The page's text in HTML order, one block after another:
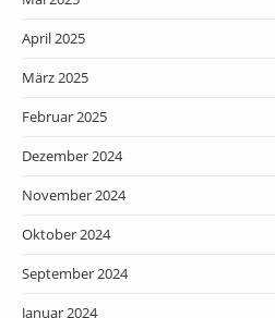
April 2025
März 2025
Februar 2025
Dezember 2024
November 2024
Oktober 2024
September 2024
Januar 2024